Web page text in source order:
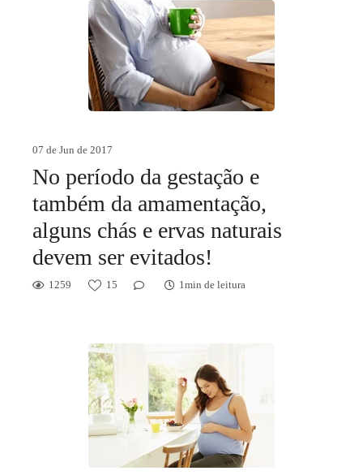
07 de Jun de 2017
No período da gestação e
também da amamentação,
alguns chás e ervas naturais
devem ser evitados!
1259 15 1min de leitura